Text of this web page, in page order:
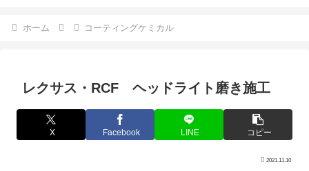
ホーム コーティングケミカル
レクサス・RCF ヘッドライト磨き施工
X Facebook LINE コピー
2021.11.10